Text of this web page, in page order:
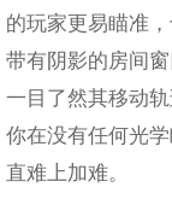
的玩家更易瞄准
带有阴影的房间
一目了然其移动
你在没有任何光
直难上加难。